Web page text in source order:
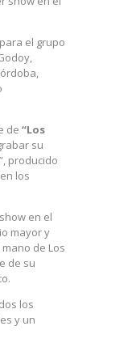
el grupo
de “Los
su
producido
los
en el
mayor y
de Los
de su
los
y un